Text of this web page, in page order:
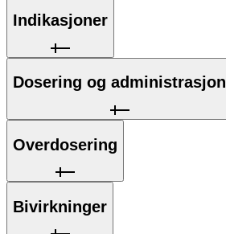
Indikasjoner
Dosering og administrasjon
Overdosering
Bivirkninger